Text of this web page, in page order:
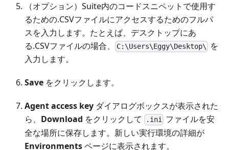
（オプション）Suite内のコードスニペットで使用す
るための.CSVファイルにアクセスするためのフルパ
スを入力します。たとえば、デスクトップにあ
る.CSVファイルの場合、
C:\Users\Eggy\Desktop\
を
入力します。
Save をクリックします。
Agent access key ダイアログボックスが表示された
ら、 Download をクリックして .ini ファイルを安
全な場所に保存します。新しい実行環境の詳細が
Environmentsページに表示されます。